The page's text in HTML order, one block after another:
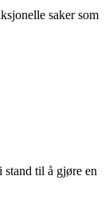
saker som
stand til å gjøre en